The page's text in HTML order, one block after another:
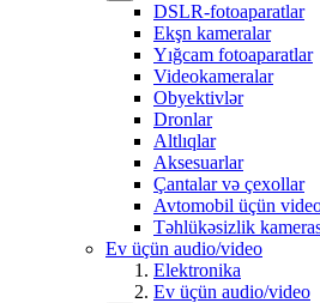
DSLR-fotoaparatlar
Ekşn kameralar
Yığcam fotoaparatlar
Videokameralar
Obyektivlər
Dronlar
Altlıqlar
Aksesuarlar
Çantalar və çexollar
Avtomobil üçün
Təhlükəsizlik
Ev üçün audio/video
Elektronika
Ev üçün audio/video